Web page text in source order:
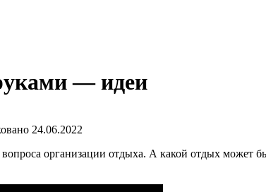
— идеи
24.06.2022
организации отдыха. А какой отдых может